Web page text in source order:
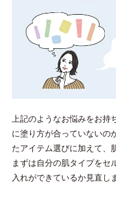
上記のようなお悩みをお持
に塗り方が合っていないの
たアイテム選びに加えて、
まずは自分の肌タイプをセ
入れができているか見直し